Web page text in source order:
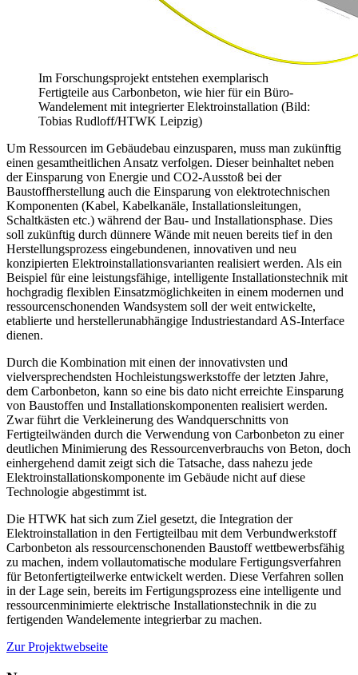
Im Forschungsprojekt entstehen exemplarisch
Fertigteile aus Carbonbeton, wie hier für ein Büro-
Wandelement mit integrierter Elektroinstallation (Bild:
Tobias Rudloff/HTWK Leipzig)
Um Ressourcen im Gebäudebau einzusparen, muss man zukünftig
einen gesamtheitlichen Ansatz verfolgen. Dieser beinhaltet neben
der Einsparung von Energie und CO2-Ausstoß bei der
Baustoffherstellung auch die Einsparung von elektrotechnischen
Komponenten (Kabel, Kabelkanäle, Installationsleitungen,
Schaltkästen etc.) während der Bau- und Installationsphase. Dies
soll zukünftig durch dünnere Wände mit neuen bereits tief in den
Herstellungsprozess eingebundenen, innovativen und neu
konzipierten Elektroinstallationsvarianten realisiert werden. Als ein
Beispiel für eine leistungsfähige, intelligente Installationstechnik mit
hochgradig flexiblen Einsatzmöglichkeiten in einem modernen und
ressourcenschonenden Wandsystem soll der weit entwickelte,
etablierte und herstellerunabhängige Industriestandard AS-Interface
dienen.
Durch die Kombination mit einen der innovativsten und
vielversprechendsten Hochleistungswerkstoffe der letzten Jahre,
dem Carbonbeton, kann so eine bis dato nicht erreichte Einsparung
von Baustoffen und Installationskomponenten realisiert werden.
Zwar führt die Verkleinerung des Wandquerschnitts von
Fertigteilwänden durch die Verwendung von Carbonbeton zu einer
deutlichen Minimierung des Ressourcenverbrauchs von Beton, doch
einhergehend damit zeigt sich die Tatsache, dass nahezu jede
Elektroinstallationskomponente im Gebäude nicht auf diese
Technologie abgestimmt ist.
Die HTWK hat sich zum Ziel gesetzt, die Integration der
Elektroinstallation in den Fertigteilbau mit dem Verbundwerkstoff
Carbonbeton als ressourcenschonenden Baustoff wettbewerbsfähig
zu machen, indem vollautomatische modulare Fertigungsverfahren
für Betonfertigteilwerke entwickelt werden. Diese Verfahren sollen
in der Lage sein, bereits im Fertigungsprozess eine intelligente und
ressourcenminimierte elektrische Installationstechnik in die zu
fertigenden Wandelemente integrierbar zu machen.
Zur Projektwebseite